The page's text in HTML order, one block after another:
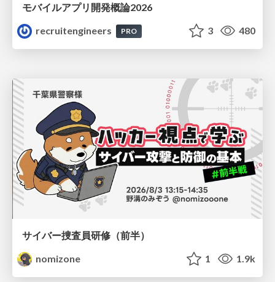
モバイルアプリ開発概論2026
recruitengineers
PRO 3 480
サイバー捜査員研修（前半）
nomizone
1 1.9k